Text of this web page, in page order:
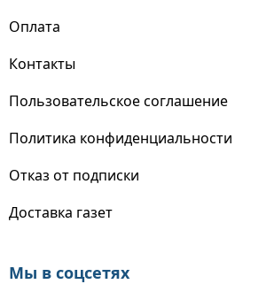
Оплата
Контакты
Пользовательское соглашение
Политика конфиденциальности
Отказ от подписки
Доставка газет
Мы в соцсетях